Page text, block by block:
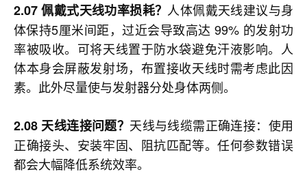
2.07 佩戴式天线功率损耗？ 人体佩戴天线建议与身
体保持5厘米间距，过近会导致高达 99% 的发射功
率被吸收。可将天线置于防水袋避免汗液影响。人
体本身会屏蔽发射场，布置接收天线时需考虑此因
素。此外尽量使与发射器分处身体两侧。
2.08 天线连接问题？ 天线与线缆需正确连接：使用
正确接头、安装牢固、阻抗匹配等。任何参数错误
都会大幅降低系统效率。